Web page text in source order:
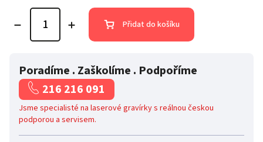
Přidat do košíku
Poradíme . Zaškolíme . Podpoříme
216 216 091
Jsme specialisté na laserové gravírky s reálnou českou
podporou a servisem.